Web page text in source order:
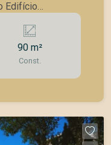
Edifício
Guilhermino,
fácil
na região
de
ideal para
ainda mais o
serviços e
90 m²
Const.